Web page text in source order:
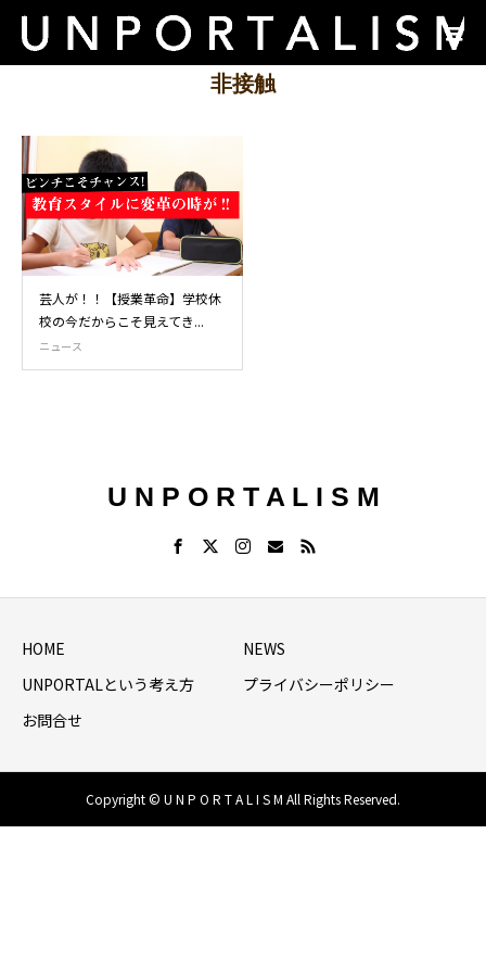
非接触
芸人が！！【授業革命】学校休
校の今だからこそ見えてき...
ニュース
U N P O R T A L I S M
HOME
NEWS
UNPORTALという考え方
プライバシーポリシー
お問合せ
Copyright © U N P O R T A L I S M All Rights Reserved.